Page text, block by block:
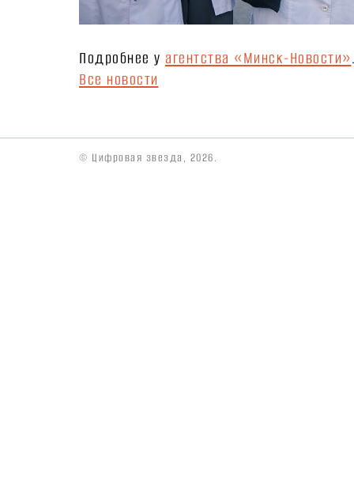
Подробнее у агентства «Минск-Новости»
Все новости
© Цифровая звезда, 2026.